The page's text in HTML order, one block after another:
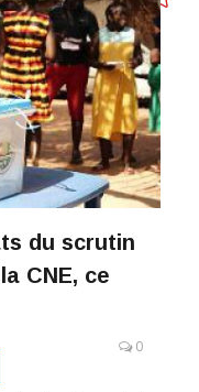
du scrutin
CNE, ce
0